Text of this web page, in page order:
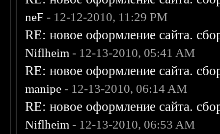
neF - 12-12-2010, 11:29 PM
RE: новое оформление сайта.
Niflheim - 12-13-2010, 05:41 AM
RE: новое оформление сайта.
manipe - 12-13-2010, 06:14 AM
RE: новое оформление сайта.
Niflheim - 12-13-2010, 06:53 AM